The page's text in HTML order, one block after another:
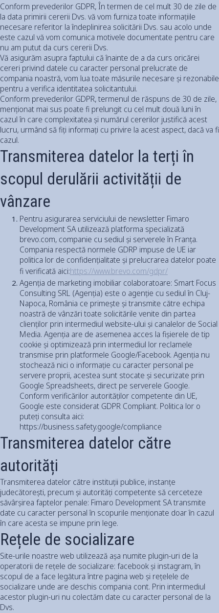
Conform prevederilor GDPR, În termen de cel mult 30 de zile de
la data primirii cererii Dvs. vă vom furniza toate informațiile
necesare referitor la îndeplinirea solicitării Dvs. sau acolo unde
este cazul vă vom comunica motivele documentate pentru care
nu am putut da curs cererii Dvs.
Vă asigurăm asupra faptului că înainte de a da curs oricărei
cereri privind datele cu caracter personal prelucrate de
compania noastră, vom lua toate măsurile necesare și rezonabile
pentru a verifica identitatea solicitantului.
Conform prevederilor GDPR, termenul de răspuns de 30 de zile,
menționat mai sus poate fi prelungit cu cel mult două luni în
cazul în care complexitatea și numărul cererilor justifică acest
lucru, urmând să fiți informați cu privire la acest aspect, dacă va fi
cazul.
Transmiterea datelor la terți în
scopul derulării activității de
vânzare
Pentru asigurarea serviciului de newsletter Fimaro
Development SA utilizează platforma specializată
brevo.com, companie cu sediul și serverele în Franța.
Compania respectă normele GDRP impuse de UE iar
politica lor de confidențialitate și prelucrarea datelor poate
fi verificată aici:https://www.brevo.com/gdpr/
Agenția de marketing imobiliar colaboratoare: Smart Focus
Consulting SRL (Agenția) este o agenție cu sediul în Cluj-
Napoca, România ce primește și transmite către echipa
noastră de vânzări toate solicitările venite din partea
clienților prin intermediul website-ului și canalelor de Social
Media. Agenția are de asemenea acces la fișierele de tip
cookie și optimizează prin intermediul lor reclamele
transmise prin platformele Google/Facebook. Agenția nu
stochează nici o informație cu caracter personal pe
servere proprii, acestea sunt stocate și securizate prin
Google Spreadsheets, direct pe serverele Google.
Conform verificărilor autorităților competente din UE,
Google este considerat GDPR Compliant. Politica lor o
puteți consulta aici:
https://business.safety.google/compliance
Transmiterea datelor către
autorități
Transmiterea datelor către instituții publice, instanțe
judecătorești, precum și autorități competente să cerceteze
săvârșirea faptelor penale: Fimaro Development SA transmite
date cu caracter personal în scopurile menționate doar în cazul
în care acesta se impune prin lege.
Rețele de socializare
Site-urile noastre web utilizează așa numite plugin-uri de la
operatorii de rețele de socializare: facebook și instagram, în
scopul de a face legătura între pagina web și rețelele de
socializare unde are deschis compania cont. Prin intermediul
acestor plugin-uri nu colectăm date cu caracter personal de la
Dvs.